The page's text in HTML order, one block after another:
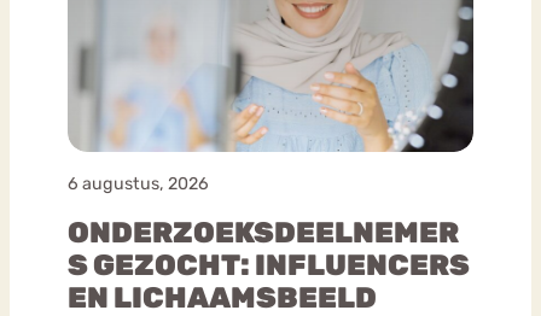
6 augustus, 2026
ONDERZOEKSDEELNEMER
S GEZOCHT: INFLUENCERS
EN LICHAAMSBEELD